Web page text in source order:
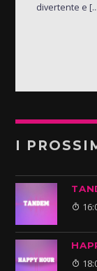
divertente e
I